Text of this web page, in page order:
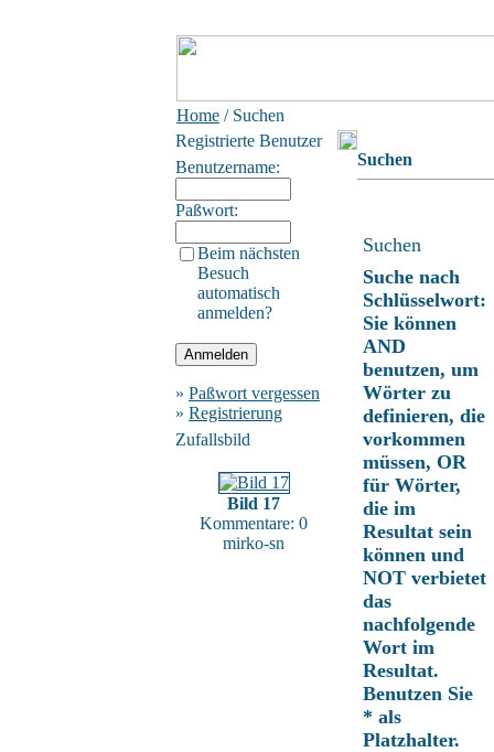
Home / Suchen
Registrierte Benutzer
Benutzername:
Paßwort:
Beim nächsten
Besuch
automatisch
anmelden?
» Paßwort vergessen
» Registrierung
Zufallsbild
Bild 17
Kommentare: 0
mirko-sn
Suchen
Suchen
Suche nach
Schlüsselwort:
Sie können
AND
benutzen, um
Wörter zu
definieren, die
vorkommen
müssen, OR
für Wörter,
die im
Resultat sein
können und
NOT verbietet
das
nachfolgende
Wort im
Resultat.
Benutzen Sie
* als
Platzhalter.